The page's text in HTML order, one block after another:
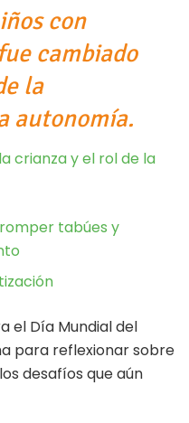
con
cambiado
la
autonomía.
crianza y el rol de la
tabúes y
n
el Día Mundial del
para reflexionar sobre
desafíos que aún